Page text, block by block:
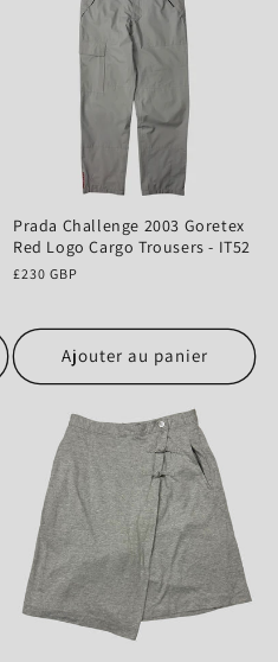
Prada Challenge 2003 Goretex
Red Logo Cargo Trousers - IT52
Prix
£230 GBP
Ajouter au panier